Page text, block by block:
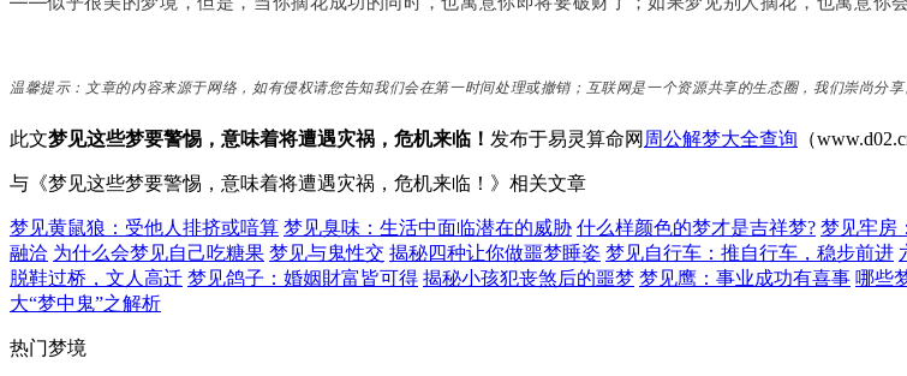
温馨提示：文章的内容来源于网络，如有侵权请您告知我们会在第一时间处理或撤销；互联网是一个资源共享的生态圈，我们崇尚分享
此文梦见这些梦要警惕，意味着将遭遇灾祸，危机来临！ 发布于易灵算命网 周公解梦大全查询 （
与《梦见这些梦要警惕，意味着将遭遇灾祸，危机来临！》相关文章
梦见黄鼠狼：受他人排挤或喑算 梦见臭味：生活中面临潜在的威胁 什么样颜色的梦才是吉祥梦? 梦见牢房
融洽 为什么会梦见自己吃糖果 梦见与鬼性交 揭秘四种让你做噩梦睡姿 梦见自行车：推自行车，稳步前进
脱鞋过桥，文人高迁 梦见鸽子：婚姻財富皆可得 揭秘小孩犯丧煞后的噩梦 梦见鹰：事业成功有喜事 哪些
大“梦中鬼”之解析
热门梦境